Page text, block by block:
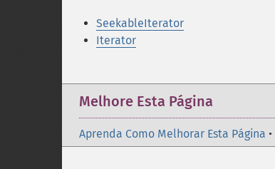
SeekableIterator
Iterator
Melhore Esta Página
Aprenda Como Melhorar Esta Página •